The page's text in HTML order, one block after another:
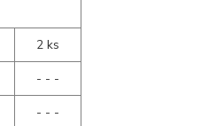
2 ks
- - -
- - -